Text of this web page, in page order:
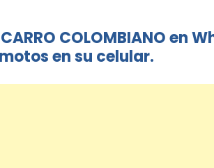
COLOMBIANO
en su celular.